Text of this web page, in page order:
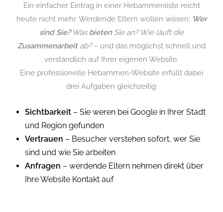
Ein einfacher Eintrag in einer Hebammenliste reicht
heute nicht mehr. Werdende Eltern wollen wissen: Wer
sind Sie?Was bietenSie an? Wie läuft die
Zusammenarbeitab?– und das möglichst schnell und
verständlich auf Ihrer eigenen Website.
Eine professionelle Hebammen-Website erfüllt dabei
drei Aufgaben gleichzeitig:
Sichtbarkeit – Sie weren bei Google in Ihrer Stadt
und Region gefunden
Vertrauen – Besucher verstehen sofort, wer Sie
sind und wie Sie arbeiten
Anfragen – werdende Eltern nehmen direkt über
Ihre Website Kontakt auf